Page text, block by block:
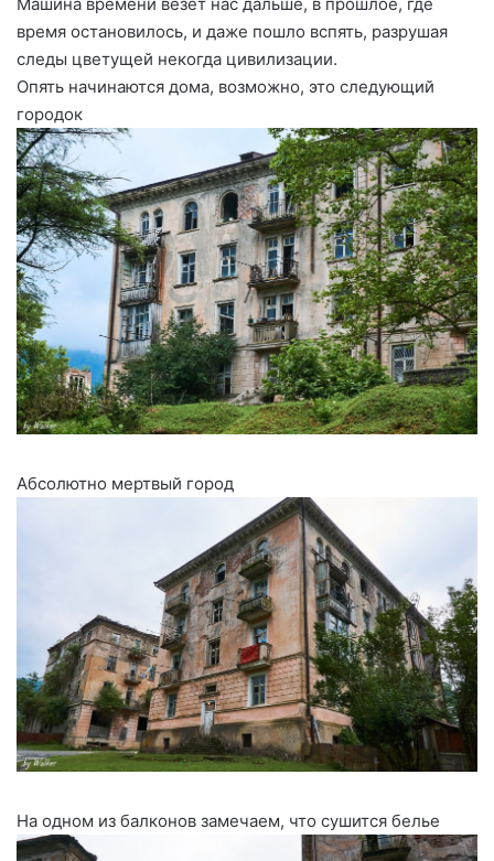
время остановилось, и даже пошло вспять, разрушая
следы цветущей некогда цивилизации.
Опять начинаются дома, возможно, это следующий
городок
Абсолютно мертвый город
На одном из балконов замечаем, что сушится белье